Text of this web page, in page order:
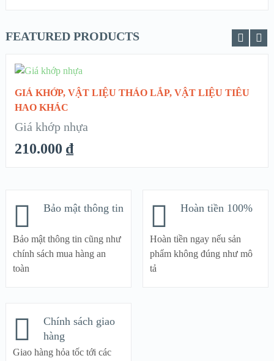
FEATURED PRODUCTS
GIÁ KHỚP, VẬT LIỆU THÁO LẮP, VẬT LIỆU TIÊU
HAO KHÁC
Giá khớp nhựa
210.000 ₫
Bảo mật thông tin
Bảo mật thông tin cũng như
chính sách mua hàng an
toàn
Hoàn tiền 100%
Hoàn tiền ngay nếu sản
phẩm không đúng như mô
tả
Chính sách giao
hàng
Giao hàng hỏa tốc tới các